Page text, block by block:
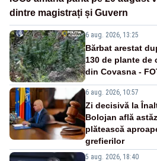
dintre magistrați și Guvern
6 aug. 2026, 13:25
Bărbat arestat
130 de plante de
din Covasna -
6 aug. 2026, 10:57
Zi decisivă la
Bolojan află
plătească
grefierilor
5 aug. 2026, 18:40